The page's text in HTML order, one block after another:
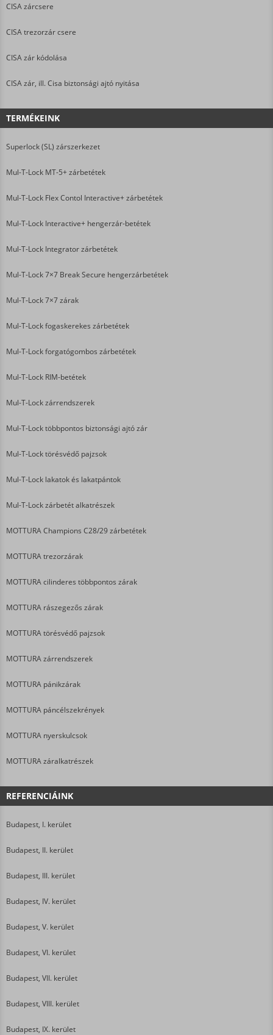
CISA zárcsere
CISA trezorzár csere
CISA zár kódolása
CISA zár, ill. Cisa biztonsági ajtó nyitása
TERMÉKEINK
Superlock (SL) zárszerkezet
Mul-T-Lock MT-5+ zárbetétek
Mul-T-Lock Flex Contol Interactive+ zárbetétek
Mul-T-Lock Interactive+ hengerzár-betétek
Mul-T-Lock Integrator zárbetétek
Mul-T-Lock 7×7 Break Secure hengerzárbetétek
Mul-T-Lock 7×7 zárak
Mul-T-Lock fogaskerekes zárbetétek
Mul-T-Lock forgatógombos zárbetétek
Mul-T-Lock RIM-betétek
Mul-T-Lock zárrendszerek
Mul-T-Lock többpontos biztonsági ajtó zár
Mul-T-Lock törésvédő pajzsok
Mul-T-Lock lakatok és lakatpántok
Mul-T-Lock zárbetét alkatrészek
MOTTURA Champions C28/29 zárbetétek
MOTTURA trezorzárak
MOTTURA cilinderes többpontos zárak
MOTTURA rászegezős zárak
MOTTURA törésvédő pajzsok
MOTTURA zárrendszerek
MOTTURA pánikzárak
MOTTURA páncélszekrények
MOTTURA nyerskulcsok
MOTTURA záralkatrészek
REFERENCIÁINK
Budapest, I. kerület
Budapest, II. kerület
Budapest, III. kerület
Budapest, IV. kerület
Budapest, V. kerület
Budapest, VI. kerület
Budapest, VII. kerület
Budapest, VIII. kerület
Budapest, IX. kerület